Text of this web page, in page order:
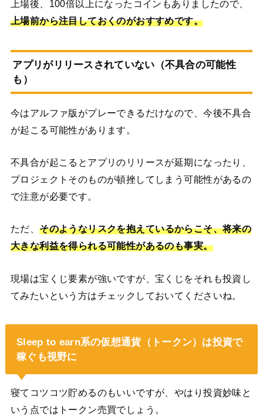
上場後、100倍以上になったコインもありましたので、
上場前から注目しておくのがおすすめです。
アプリがリリースされていない（不具合の可能性
も）
今はアルファ版がプレーできるだけなので、今後不具合
が起こる可能性があります。
不具合が起こるとアプリのリリースが延期になったり、
プロジェクトそのものが頓挫してしまう可能性があるの
で注意が必要です。
ただ、そのようなリスクを抱えているからこそ、将来の
大きな利益を得られる可能性があるのも事実。
現場は宝くじ要素が強いですが、宝くじをそれも投資し
てみたいという方はチェックしておいてくださいね。
Sleep to earn系の仮想通貨（トークン）は投資で
稼ぐも視野に
寝てコツコツ貯めるのもいいですが、やはり投資妙味と
いう点ではトークン売買でしょう。